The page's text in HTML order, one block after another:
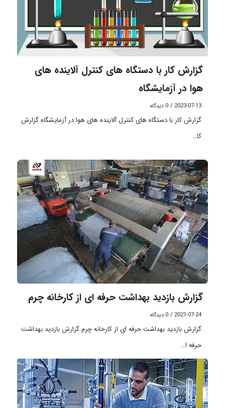
گزارش کار با دستگاه های کنترل آلاینده های
هوا در آزمایشگاه
2023-07-13
/ 0 دیدگاه
گزارش کار با دستگاه های کنترل آلاینده های هوا در آزمایشگاه گزارش
کا…
گزارش بازدید بهداشت حرفه ای از کارخانه چرم
2021-07-24
/ 0 دیدگاه
گزارش بازدید بهداشت حرفه ای از کارخانه چرم گزارش بازدید بهداشت
حرفه ا…